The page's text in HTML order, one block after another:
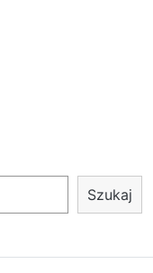
Szukaj